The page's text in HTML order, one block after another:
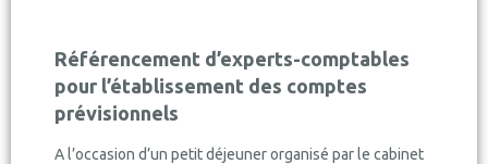
Référencement d’experts-comptables
pour l’établissement des comptes
prévisionnels
A l’occasion d’un petit déjeuner organisé par le cabinet